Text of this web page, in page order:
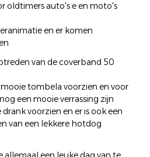
oldtimers auto's e en moto's
en er komen
van de coverband 50
tombela voorzien en voor
een mooie verrassing zijn
voorzien en er is ook een
van een lekkere hotdog